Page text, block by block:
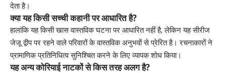
देता है।
क्या यह किसी सच्ची कहानी पर आधारित है?
हालांकि यह किसी खास वास्तविक घटना पर आधारित नहीं है, लेकिन यह सीरीज
जेजू द्वीप पर रहने वाले परिवारों के वास्तविक अनुभवों से प्रेरित है। रचनाकारों ने
प्रामाणिक प्रतिनिधित्व सुनिश्चित करने के लिए व्यापक शोध किया।
यह अन्य कोरियाई नाटकों से किस तरह अलग है?